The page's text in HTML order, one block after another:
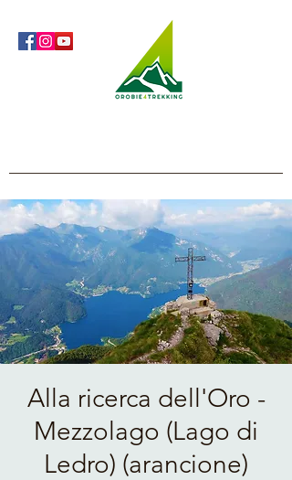
Alla ricerca dell'Oro -
Mezzolago (Lago di
Ledro) (arancione)